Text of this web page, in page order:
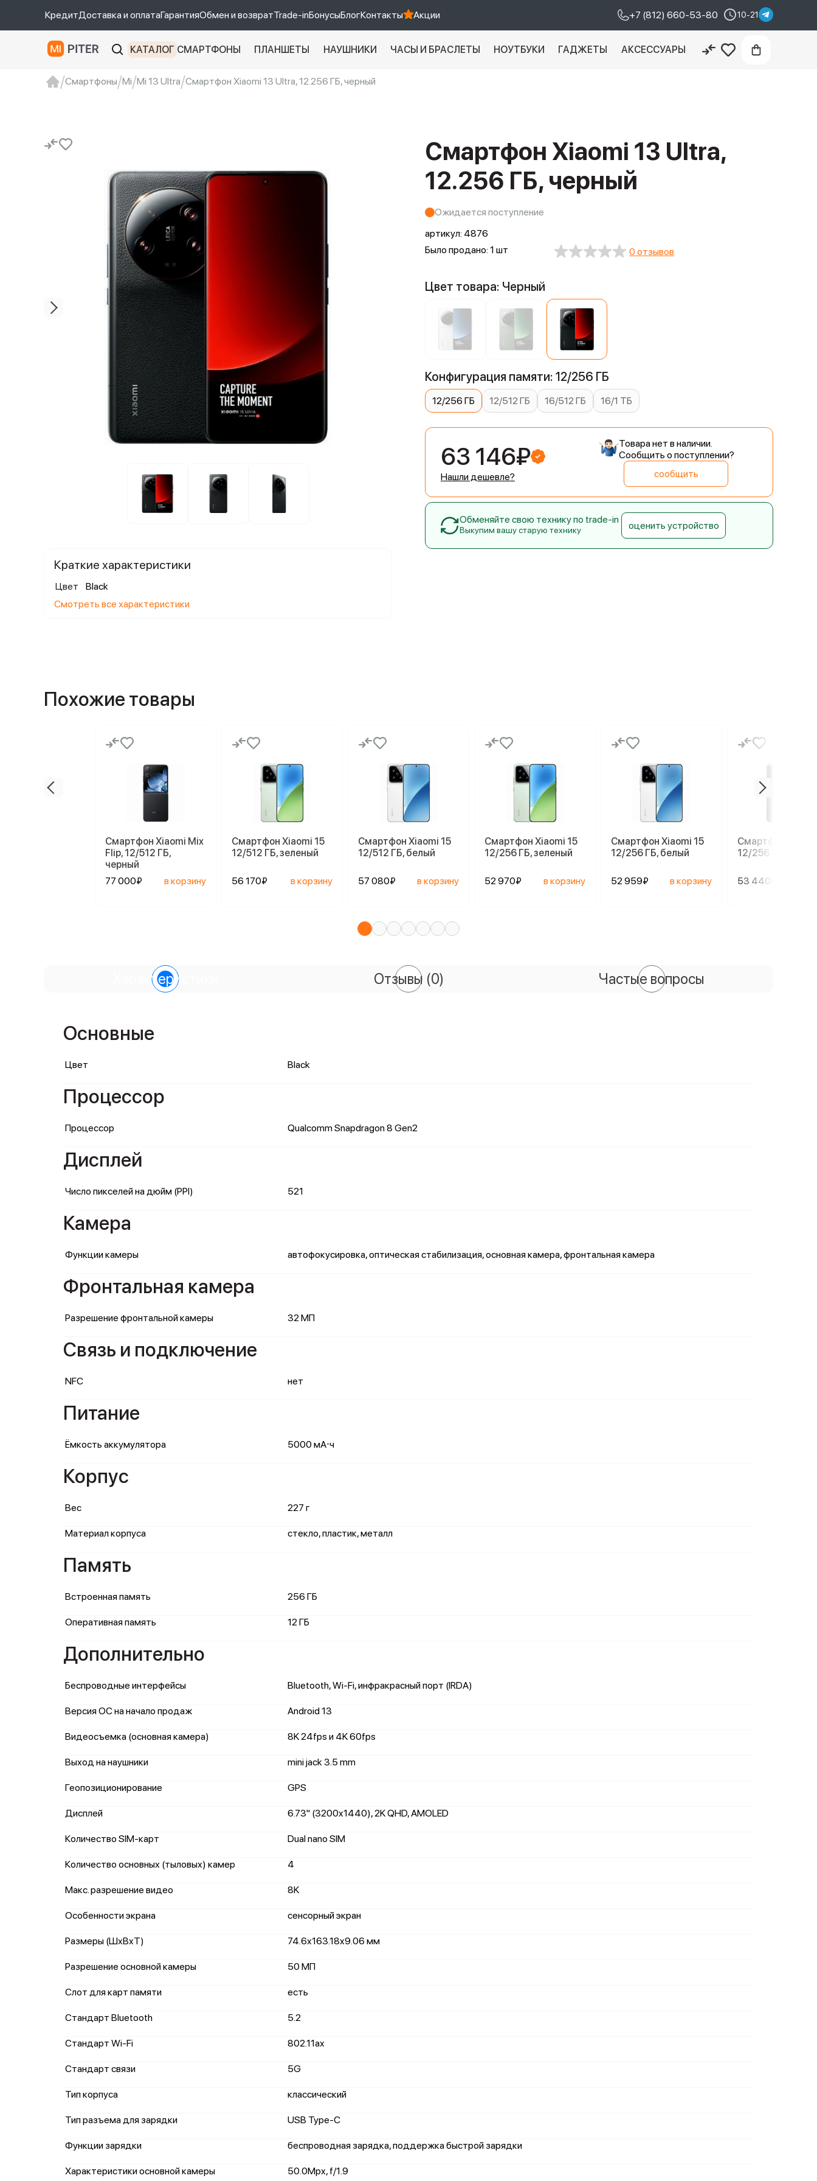
КредитДоставка и оплатаГарантияОбмен и возвратTrade-inБонусыБлогКонтакты Акции +7 (812) 660-53-80 10-21
КАТАЛОГ СМАРТФОНЫ ПЛАНШЕТЫ НАУШНИКИ ЧАСЫ И БРАСЛЕТЫ НОУТБУКИ ГАДЖЕТЫ АКСЕССУАРЫ
Смартфоны Mi Mi 13 Ultra Смартфон Xiaomi 13 Ultra, 12.256 ГБ, черный
Смартфон Xiaomi 13 Ultra,
12.256 ГБ, черный
Ожидается поступление
артикул: 4876
Было продано: 1 шт
0 отзывов
Краткие характеристики
Цвет
Black
Смотреть все характеристики
Цвет товара: Черный
Конфигурация памяти: 12/256 ГБ
12/256 ГБ 12/512 ГБ 16/512 ГБ 16/1 ТБ
63 146₽
Нашли дешевле?
Товара нет в наличии.
Сообщить о поступлении?
сообщить
Обменяйте свою технику по trade-in
Выкупим вашу старую технику оценить устройство
Похожие товары
Смартфон Xiaomi Mix
Flip, 12/512 ГБ,
черный
77 000₽
в корзину
Смартфон Xiaomi 15
12/512 ГБ, зеленый
56 170₽ в корзину
Смартфон Xiaomi 15
12/512 ГБ, белый
57 080₽ в корзину
Смартфон Xiaomi 15
12/256 ГБ, зеленый
52 970₽ в корзину
Смартфон Xiaomi 15
12/256 ГБ, белый
52 959₽ в корзину
Смартфон
12/256 ГБ,
53 440₽
Характеристики Отзывы (0) Частые вопросы
Основные
Цвет Black
Процессор
Процессор Qualcomm Snapdragon 8 Gen2
Дисплей
Число пикселей на дюйм (PPI) 521
Камера
Функции камеры автофокусировка, оптическая стабилизация, основная камера, фронтальная камера
Фронтальная камера
Разрешение фронтальной камеры 32 МП
Связь и подключение
NFC нет
Питание
Ёмкость аккумулятора 5000 мА⋅ч
Корпус
Вес 227 г
Материал корпуса стекло, пластик, металл
Память
Встроенная память 256 ГБ
Оперативная память 12 ГБ
Дополнительно
Беспроводные интерфейсы Bluetooth, Wi-Fi, инфракрасный порт (IRDA)
Версия ОС на начало продаж Android 13
Видеосъемка (основная камера) 8K 24fps и 4K 60fps
Выход на наушники mini jack 3.5 mm
Геопозиционирование GPS
Дисплей 6.73" (3200x1440), 2K QHD, AMOLED
Количество SIM-карт Dual nano SIM
Количество основных (тыловых) камер 4
Макс. разрешение видео 8K
Особенности экрана сенсорный экран
Размеры (ШxВxТ) 74.6x163.18x9.06 мм
Разрешение основной камеры 50 МП
Слот для карт памяти есть
Стандарт Bluetooth 5.2
Стандарт Wi-Fi 802.11ax
Стандарт связи 5G
Тип корпуса классический
Тип разъема для зарядки USB Type-C
Функции зарядки беспроводная зарядка, поддержка быстрой зарядки
Характеристики основной камеры 50.0Mpx, f/1.9